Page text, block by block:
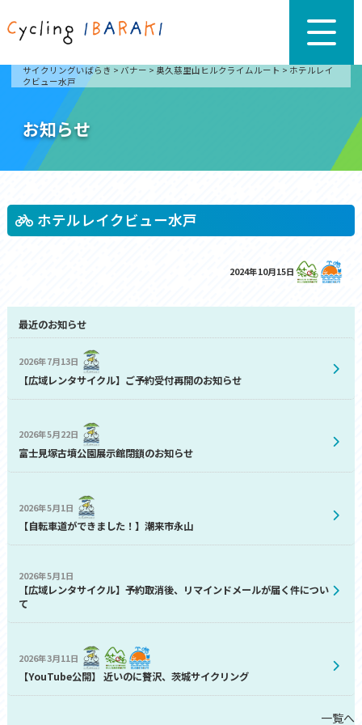
サイクリングいばらき > バナー > 奥久慈里山ヒルクライムルート > ホテルレイ
クビュー水戸
お知らせ
ホテルレイクビュー水戸
2024年10月15日
最近のお知らせ
2026年7月13日
【広域レンタサイクル】ご予約受付再開のお知らせ
2026年5月22日
富士見塚古墳公園展示館閉鎖のお知らせ
2026年5月1日
【自転車道ができました！】潮来市永山
2026年5月1日
【広域レンタサイクル】予約取消後、リマインドメールが届く件につい
て
2026年3月11日
【YouTube公開】 近いのに贅沢、茨城サイクリング
一覧へ